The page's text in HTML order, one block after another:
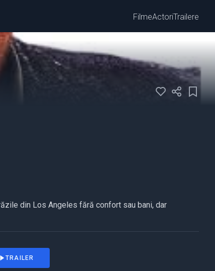
FilmeActoriTrailere
din Los Angeles fără confort sau bani, dar
TRAILER